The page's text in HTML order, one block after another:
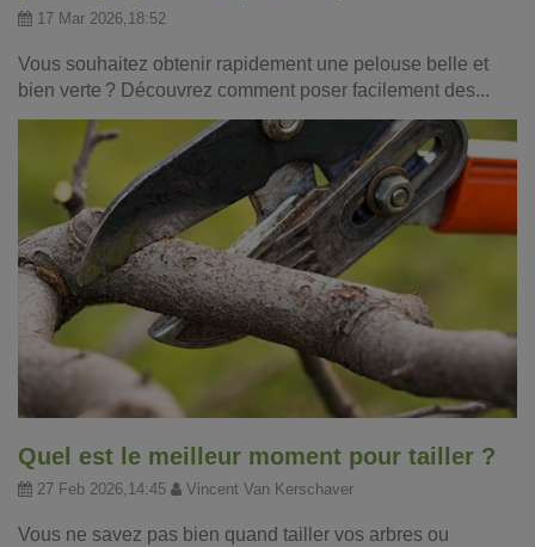
17 Mar 2026,18:52
Vous souhaitez obtenir rapidement une pelouse belle et
bien verte ? Découvrez comment poser facilement des...
Quel est le meilleur moment pour tailler ?
27 Feb 2026,14:45 Vincent Van Kerschaver
Vous ne savez pas bien quand tailler vos arbres ou